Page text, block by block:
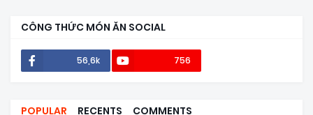
CÔNG THỨC MÓN ĂN SOCIAL
56,6k 756
POPULAR RECENTS COMMENTS